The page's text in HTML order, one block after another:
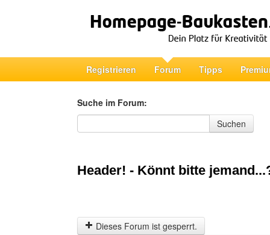
Registrieren Forum Tipps
Suche im Forum:
Suche im Forum
Suchen
Header! - Könnt bitte
Dieses Forum ist gesperrt.